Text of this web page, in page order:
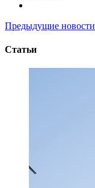
Предыдущие новости
Статьи